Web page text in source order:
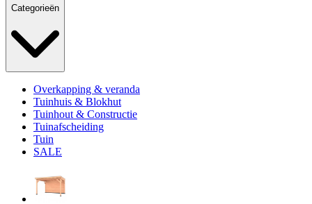
Categorieën
Overkapping & veranda
Tuinhuis & Blokhut
Tuinhout & Constructie
Tuinafscheiding
Tuin
SALE